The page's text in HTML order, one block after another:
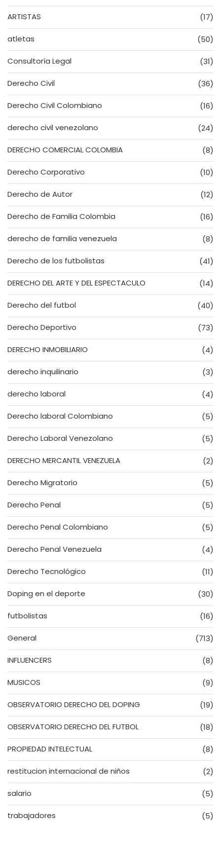
ARTISTAS (17)
atletas (50)
Consultoría Legal (31)
Derecho Civil (36)
Derecho Civil Colombiano (16)
derecho civil venezolano (24)
DERECHO COMERCIAL COLOMBIA (8)
Derecho Corporativo (10)
Derecho de Autor (12)
Derecho de Familia Colombia (16)
derecho de familia venezuela (8)
Derecho de los futbolistas (41)
DERECHO DEL ARTE Y DEL ESPECTACULO (14)
Derecho del futbol (40)
Derecho Deportivo (73)
DERECHO INMOBILIARIO (4)
derecho inquilinario (3)
derecho laboral (4)
Derecho laboral Colombiano (5)
Derecho Laboral Venezolano (5)
DERECHO MERCANTIL VENEZUELA (2)
Derecho Migratorio (5)
Derecho Penal (5)
Derecho Penal Colombiano (5)
Derecho Penal Venezuela (4)
Derecho Tecnológico (11)
Doping en el deporte (30)
futbolistas (16)
General (713)
INFLUENCERS (8)
MUSICOS (9)
OBSERVATORIO DERECHO DEL DOPING (19)
OBSERVATORIO DERECHO DEL FUTBOL (18)
PROPIEDAD INTELECTUAL (8)
restitucion internacional de niños (2)
salario (5)
trabajadores (5)